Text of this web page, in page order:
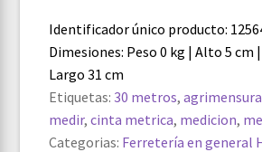
Identificador único producto:
Dimesiones: Peso 0 kg | Alto 5 cm
Largo 31 cm
Etiquetas:30 metros,agrimensura
medir,cinta metrica, medicion,
Categorias: Ferretería en general